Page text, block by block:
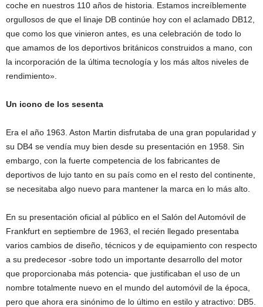
coche en nuestros 110 años de historia. Estamos increíblemente
orgullosos de que el linaje DB continúe hoy con el aclamado DB12,
que como los que vinieron antes, es una celebración de todo lo
que amamos de los deportivos británicos construidos a mano, con
la incorporación de la última tecnología y los más altos niveles de
rendimiento».
Un icono de los sesenta
Era el año 1963. Aston Martin disfrutaba de una gran popularidad y
su DB4 se vendía muy bien desde su presentación en 1958. Sin
embargo, con la fuerte competencia de los fabricantes de
deportivos de lujo tanto en su país como en el resto del continente,
se necesitaba algo nuevo para mantener la marca en lo más alto.
En su presentación oficial al público en el Salón del Automóvil de
Frankfurt en septiembre de 1963, el recién llegado presentaba
varios cambios de diseño, técnicos y de equipamiento con respecto
a su predecesor -sobre todo un importante desarrollo del motor
que proporcionaba más potencia- que justificaban el uso de un
nombre totalmente nuevo en el mundo del automóvil de la época,
pero que ahora era sinónimo de lo último en estilo y atractivo: DB5.